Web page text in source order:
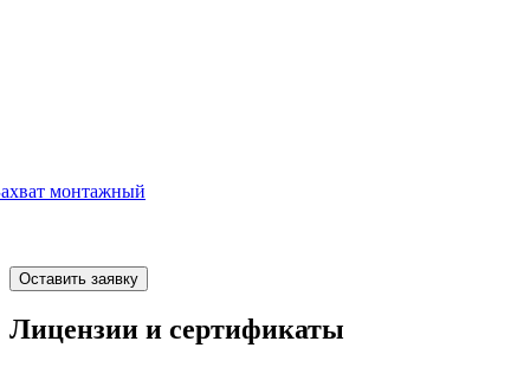
монтажный
Оставить заявку
Лицензии и сертификаты